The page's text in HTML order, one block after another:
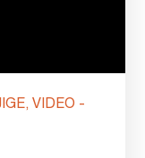
VIDEO -